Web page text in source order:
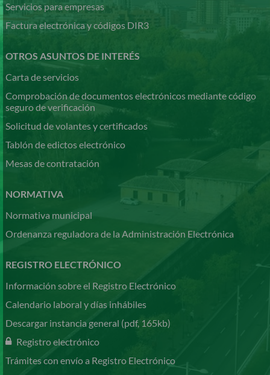
Servicios para empresas
Factura electrónica y códigos DIR3
OTROS ASUNTOS DE INTERÉS
Carta de servicios
Comprobación de documentos electrónicos mediante código
seguro de verificación
Solicitud de volantes y certificados
Tablón de edictos electrónico
Mesas de contratación
NORMATIVA
Normativa municipal
Ordenanza reguladora de la Administración Electrónica
REGISTRO ELECTRÓNICO
Información sobre el Registro Electrónico
Calendario laboral y días inhábiles
Descargar instancia general (pdf, 165kb)
Registro electrónico
Trámites con envío a Registro Electrónico